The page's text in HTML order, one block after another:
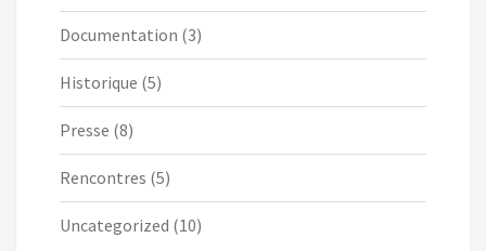
Documentation (3)
Historique (5)
Presse (8)
Rencontres (5)
Uncategorized (10)